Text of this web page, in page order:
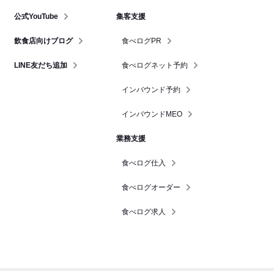
公式YouTube
飲食店向けブログ
LINE友だち追加
集客支援
食べログPR
食べログネット予約
インバウンド予約
インバウンドMEO
業務支援
食べログ仕入
食べログオーダー
食べログ求人